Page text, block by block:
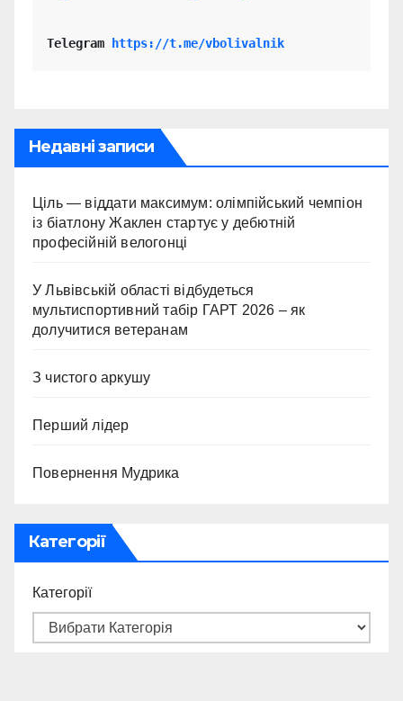
Telegram https://t.me/vbolivalnik
Недавні записи
Ціль — віддати максимум: олімпійський чемпіон
із біатлону Жаклен стартує у дебютній
професійній велогонці
У Львівській області відбудеться
мультиспортивний табір ГАРТ 2026 – як
долучитися ветеранам
З чистого аркушу
Перший лідер
Повернення Мудрика
Категорії
Категорії